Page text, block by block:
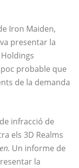
Iron Maiden,
presentar la
probable que
de la demanda
infracció de
els 3D Realms
Un informe de
la